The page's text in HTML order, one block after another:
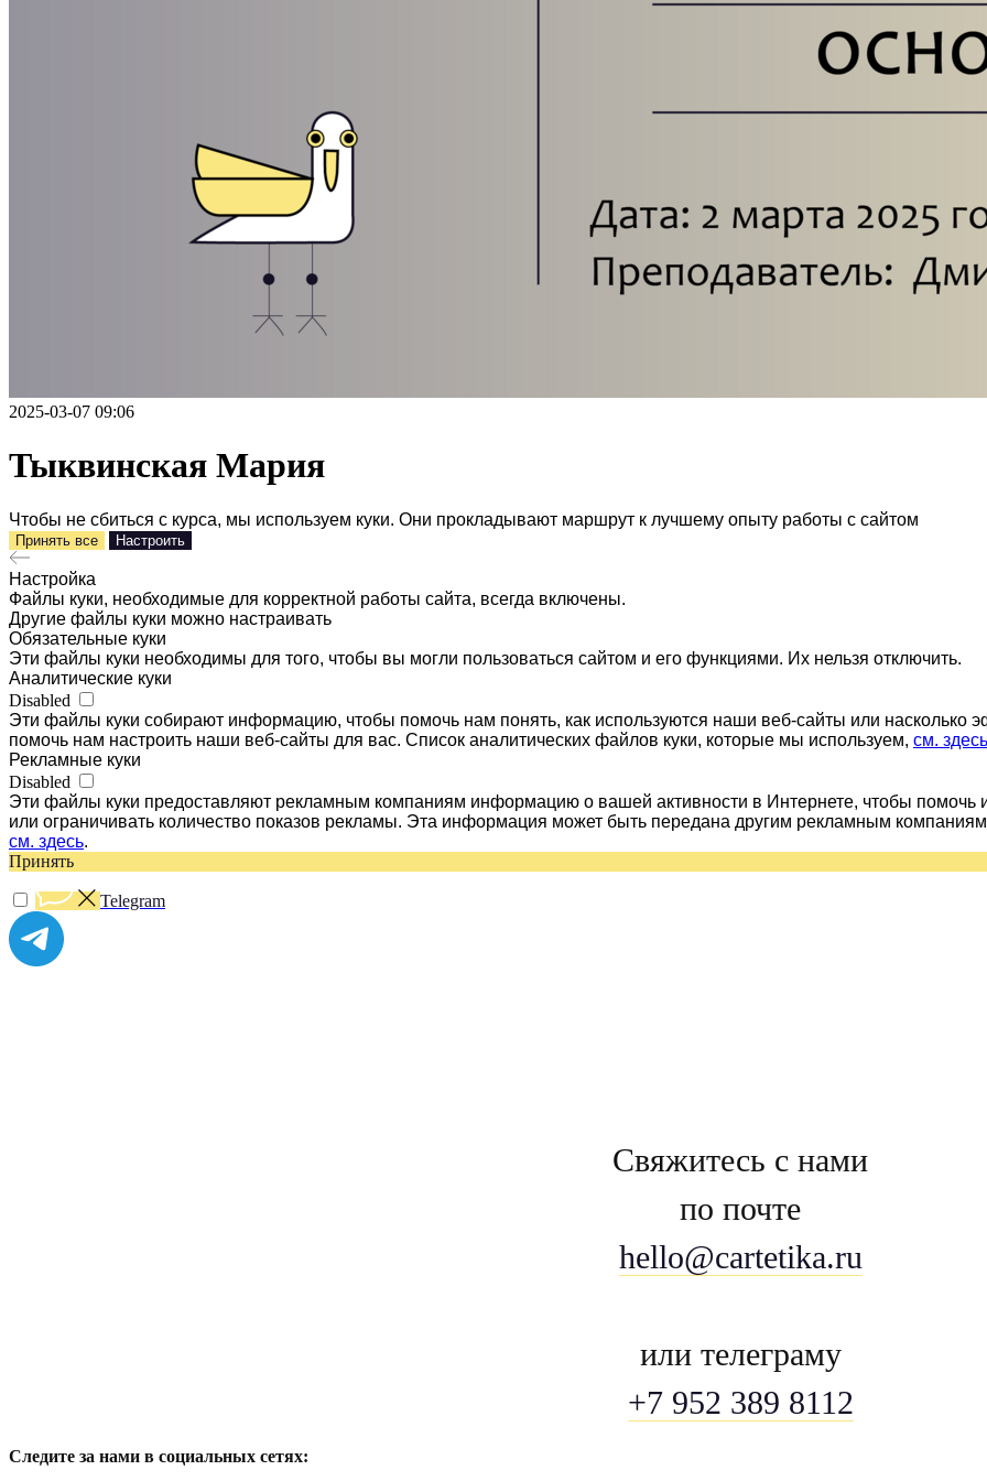
2025-03-07 09:06
Тыквинская Мария
Чтобы не сбиться с курса, мы используем куки. Они прокладывают маршрут к лучшему опыту работы с сайтом
Принять все Настроить
Настройка
Файлы куки, необходимые для корректной работы сайта, всегда включены.
Другие файлы куки можно настраивать
Обязательные куки
Эти файлы куки необходимы для того, чтобы вы могли пользоваться сайтом и его функциями. Их нельзя отключить.
Аналитические куки
Disabled
Эти файлы куки собирают информацию, чтобы помочь нам понять, как используются наши веб-сайты или
помочь нам настроить наши веб-сайты для вас. Список аналитических файлов куки, которые мы используем, см. здесь
Рекламные куки
Disabled
Эти файлы куки предоставляют рекламным компаниям информацию о вашей активности в Интернете, чтобы помочь
или ограничивать количество показов рекламы. Эта информация может быть передана другим рекламным
см. здесь.
Принять
Telegram
Свяжитесь с нами
по почте
hello@cartetika.ru
или телеграму
+7 952 389 8112
Следите за нами в социальных сетях: